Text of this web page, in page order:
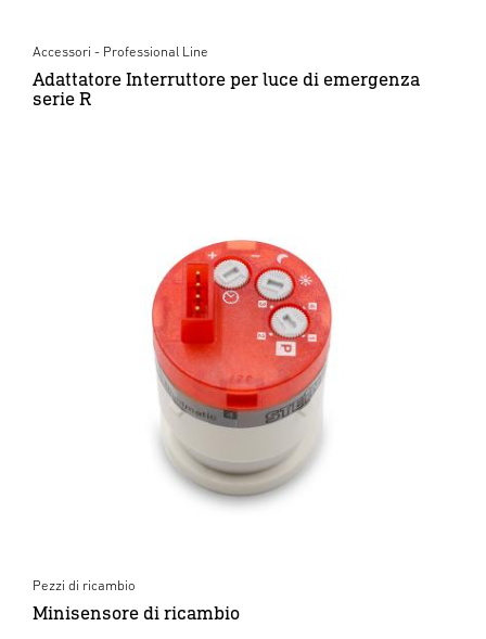
Accessori - Professional Line
Adattatore Interruttore per luce di emergenza
serie R
Pezzi di ricambio
Minisensore di ricambio